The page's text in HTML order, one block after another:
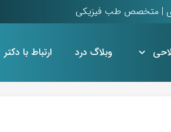
| متخصص طب فیزیکی
وبلاگ درد ارتباط با دکتر